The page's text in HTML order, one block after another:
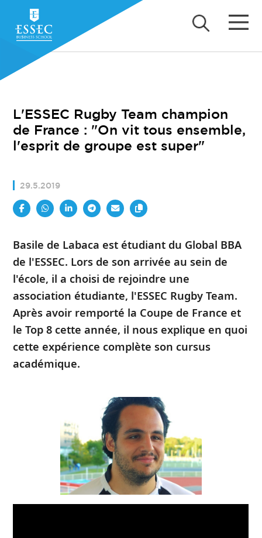
L'ESSEC Rugby Team champion
de France : "On vit tous ensemble,
l'esprit de groupe est super"
29.5.2019
Basile de Labaca est étudiant du Global BBA
de l'ESSEC. Lors de son arrivée au sein de
l'école, il a choisi de rejoindre une
association étudiante, l'ESSEC Rugby Team.
Après avoir remporté la Coupe de France et
le Top 8 cette année, il nous explique en quoi
cette expérience complète son cursus
académique.